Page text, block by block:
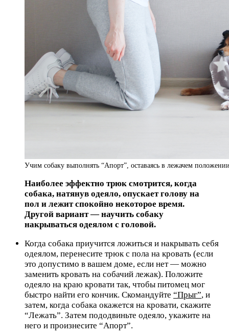
Учим собаку выполнять “Апорт”, оставаясь в лежачем
Наиболее эффектно трюк смотрится, когда
собака, натянув одеяло, опускает голову на
пол и лежит спокойно некоторое время.
Другой вариант — научить собаку
накрываться одеялом с головой.
Когда собака приучится ложиться и накрывать себя
одеялом, перенесите трюк с пола на кровать (если
это допустимо в вашем доме, если нет — можно
заменить кровать на собачий лежак). Положите
одеяло на краю кровати так, чтобы питомец мог
быстро найти его кончик. Скомандуйте “Прыг”, и
затем, когда собака окажется на кровати, скажите
“Лежать”. Затем пододвиньте одеяло, укажите на
него и произнесите “Апорт”.